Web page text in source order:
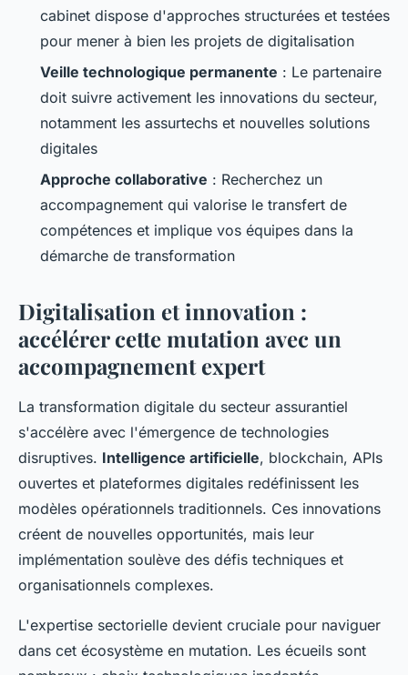
cabinet dispose d'approches structurées et testées
pour mener à bien les projets de digitalisation
Veille technologique permanente : Le partenaire
doit suivre activement les innovations du secteur,
notamment les assurtechs et nouvelles solutions
digitales
Approche collaborative : Recherchez un
accompagnement qui valorise le transfert de
compétences et implique vos équipes dans la
démarche de transformation
Digitalisation et innovation :
accélérer cette mutation avec un
accompagnement expert
La transformation digitale du secteur assurantiel
s'accélère avec l'émergence de technologies
disruptives. Intelligence artificielle, blockchain, APIs
ouvertes et plateformes digitales redéfinissent les
modèles opérationnels traditionnels. Ces innovations
créent de nouvelles opportunités, mais leur
implémentation soulève des défis techniques et
organisationnels complexes.
L'expertise sectorielle devient cruciale pour naviguer
dans cet écosystème en mutation. Les écueils sont